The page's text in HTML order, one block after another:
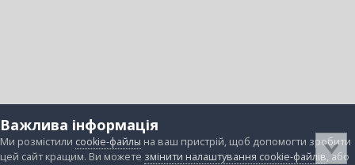
Важлива інформація
Ми розмістили cookie-файлы на ваш пристрій, щоб допомогти зробити
цей сайт кращим. Ви можете змінити налаштування cookie-файлів, або